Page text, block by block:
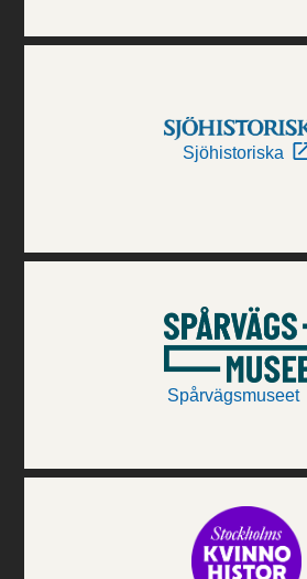
Sjöhistoriska
Spårvägsmuseet